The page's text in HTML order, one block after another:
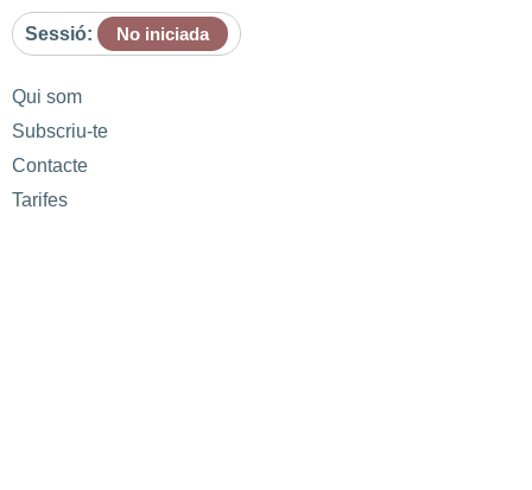
Sessió: No iniciada
Qui som
Subscriu-te
Contacte
Tarifes